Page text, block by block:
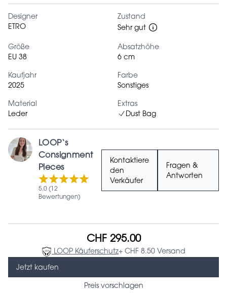
Designer
ETRO
Zustand
Sehr gut
Größe
EU 38
Absatzhöhe
6 cm
Kaufjahr
2025
Farbe
Sonstiges
Material
Leder
Extras
Dust Bag
LOOP‘s
Consignment
Pieces
5.0 (12
Bewertungen)
Kontaktiere
den
Verkäufer
Fragen &
Antworten
CHF 295.00
LOOP Käuferschutz+ CHF 8.50 Versand
Jetzt kaufen
Preis vorschlagen